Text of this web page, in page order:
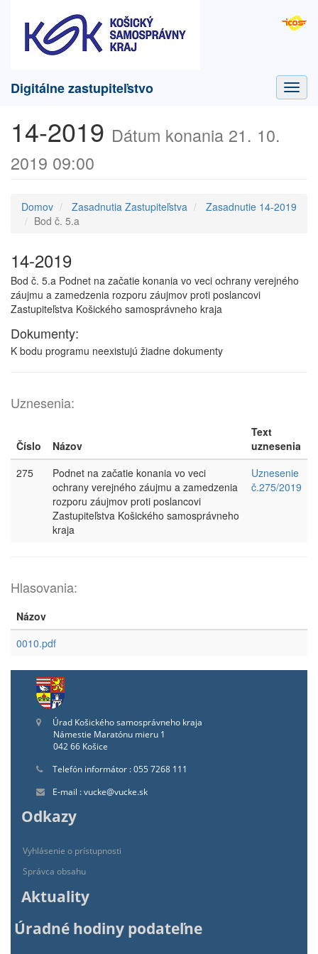
Digitálne zastupiteľstvo
14-2019 Dátum konania 21. 10.
2019 09:00
Domov Zasadnutia Zastupiteľstva
Zasadnutie 14-2019
Bod č. 5.a
14-2019
Bod č. 5.a Podnet na začatie konania vo veci ochrany verejného
záujmu a zamedzenia rozporu záujmov proti poslancovi
Zastupiteľstva Košického samosprávneho kraja
Dokumenty:
K bodu programu neexistujú žiadne dokumenty
Uznesenia:
Číslo Názov
Text
uznesenia
275
Podnet na začatie konania vo veci
ochrany verejného záujmu a zamedzenia
rozporu záujmov proti poslancovi
Zastupiteľstva Košického samosprávneho
kraja
Uznesenie
č.275/2019
Hlasovania:
Názov
0010.pdf
Úrad Košického samosprávneho kraja
Námestie Maratónu mieru 1
042 66 Košice
Telefón informátor : 055 7268 111
E-mail : vucke@vucke.sk
Odkazy
Vyhlásenie o prístupnosti
Správca obsahu
Aktuality
Úradné hodiny podateľne